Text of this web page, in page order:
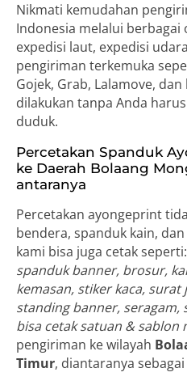
Nikmati kemudahan
Indonesia melalui berbagai
expedisi laut, expedisi
pengiriman terkemuka
Gojek, Grab, Lalamove,
dilakukan tanpa Anda
duduk.
Percetakan Spanduk
ke Daerah Bolaang
antaranya
Percetakan ayongeprint
bendera, spanduk kain,
kami bisa juga cetak seperti:
spanduk banner, brosur,
kemasan, stiker kaca, surat
standing banner, seragam,
bisa cetak satuan & sablon
pengiriman ke wilayah
Timur, diantaranya